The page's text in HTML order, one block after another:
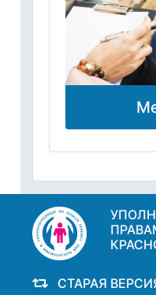
СТАРАЯ